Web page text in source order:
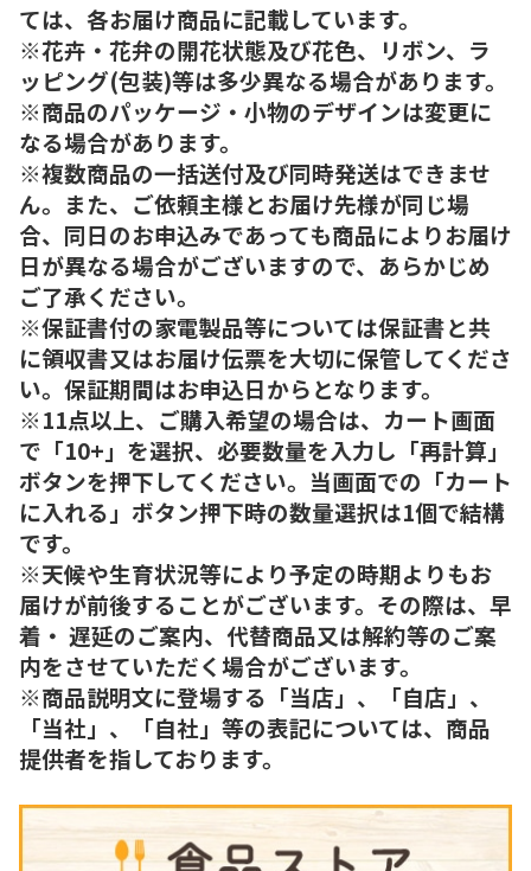
ては、各お届け商品に記載しています。
※花卉・花弁の開花状態及び花色、リボン、ラ
ッピング(包装)等は多少異なる場合があります。
※商品のパッケージ・小物のデザインは変更に
なる場合があります。
※複数商品の一括送付及び同時発送はできませ
ん。また、ご依頼主様とお届け先様が同じ場
合、同日のお申込みであっても商品によりお届け
日が異なる場合がございますので、あらかじめ
ご了承ください。
※保証書付の家電製品等については保証書と共
に領収書又はお届け伝票を大切に保管してくださ
い。保証期間はお申込日からとなります。
※11点以上、ご購入希望の場合は、カート画面
で「10+」を選択、必要数量を入力し「再計算」
ボタンを押下してください。当画面での「カート
に入れる」ボタン押下時の数量選択は1個で結構
です。
※天候や生育状況等により予定の時期よりもお
届けが前後することがございます。その際は、早
着・ 遅延のご案内、代替商品又は解約等のご案
内をさせていただく場合がございます。
※商品説明文に登場する「当店」、「自店」、
「当社」、「自社」等の表記については、商品
提供者を指しております。